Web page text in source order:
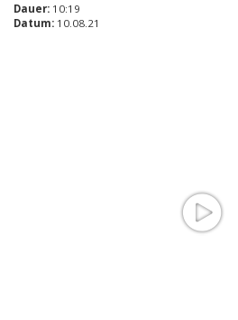
Dauer: 10:19
Datum: 10.08.21